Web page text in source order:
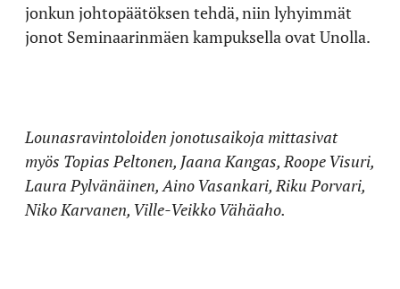
jonkun johtopäätöksen tehdä, niin lyhyimmät
jonot Seminaarinmäen kampuksella ovat Unolla.
Lounasravintoloiden jonotusaikoja mittasivat
myös Topias Peltonen, Jaana Kangas, Roope Visuri,
Laura Pylvänäinen, Aino Vasankari, Riku Porvari,
Niko Karvanen, Ville-Veikko Vähäaho.